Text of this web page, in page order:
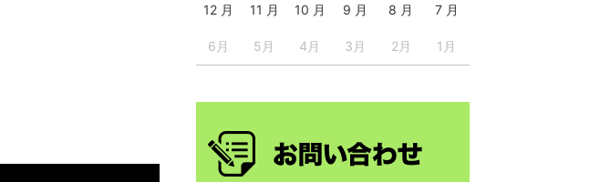
12 月 11 月 10 月 9 月 8 月 7 月
6月 5月 4月 3月 2月 1月